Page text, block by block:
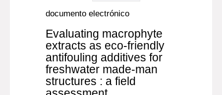
documento electrónico
Evaluating macrophyte
extracts as eco-friendly
antifouling additives for
freshwater made-man
structures : a field